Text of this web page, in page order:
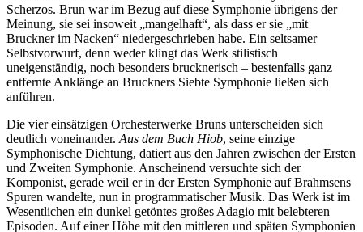
Scherzos. Brun war im Bezug auf diese Symphonie übrigens der
Meinung, sie sei insoweit „mangelhaft“, als dass er sie „mit
Bruckner im Nacken“ niedergeschrieben habe. Ein seltsamer
Selbstvorwurf, denn weder klingt das Werk stilistisch
uneigenständig, noch besonders brucknerisch – bestenfalls ganz
entfernte Anklänge an Bruckners Siebte Symphonie ließen sich
anführen.
Die vier einsätzigen Orchesterwerke Bruns unterscheiden sich
deutlich voneinander. Aus dem Buch Hiob, seine einzige
Symphonische Dichtung, datiert aus den Jahren zwischen der Ersten
und Zweiten Symphonie. Anscheinend versuchte sich der
Komponist, gerade weil er in der Ersten Symphonie auf Brahmsens
Spuren wandelte, nun in programmatischer Musik. Das Werk ist im
Wesentlichen ein dunkel getöntes großes Adagio mit belebteren
Episoden. Auf einer Höhe mit den mittleren und späten Symphonien